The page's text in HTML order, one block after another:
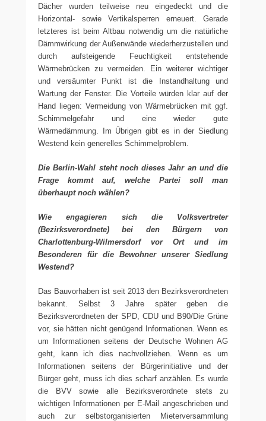
Dächer wurden teilweise neu eingedeckt und die
Horizontal- sowie Vertikalsperren erneuert. Gerade
letzteres ist beim Altbau notwendig um die natürliche
Dämmwirkung der Außenwände wiederherzustellen und
durch aufsteigende Feuchtigkeit entstehende
Wärmebrücken zu vermeiden. Ein weiterer wichtiger
und versäumter Punkt ist die Instandhaltung und
Wartung der Fenster. Die Vorteile würden klar auf der
Hand liegen: Vermeidung von Wärmebrücken mit ggf.
Schimmelgefahr und eine wieder gute
Wärmedämmung. Im Übrigen gibt es in der Siedlung
Westend kein generelles Schimmelproblem.
Die Berlin-Wahl steht noch dieses Jahr an und die
Frage kommt auf, welche Partei soll man
überhaupt noch wählen?
Wie engagieren sich die Volksvertreter
(Bezirksverordnete) bei den Bürgern von
Charlottenburg-Wilmersdorf vor Ort und im
Besonderen für die Bewohner unserer Siedlung
Westend?
Das Bauvorhaben ist seit 2013 den Bezirksverordneten
bekannt. Selbst 3 Jahre später geben die
Bezirksverordneten der SPD, CDU und B90/Die Grüne
vor, sie hätten nicht genügend Informationen. Wenn es
um Informationen seitens der Deutsche Wohnen AG
geht, kann ich dies nachvollziehen. Wenn es um
Informationen seitens der Bürgerinitiative und der
Bürger geht, muss ich dies scharf anzählen. Es wurde
die BVV sowie alle Bezirksverordnete stets zu
wichtigen Informationen per E-Mail angeschrieben und
auch zur selbstorganisierten Mieterversammlung